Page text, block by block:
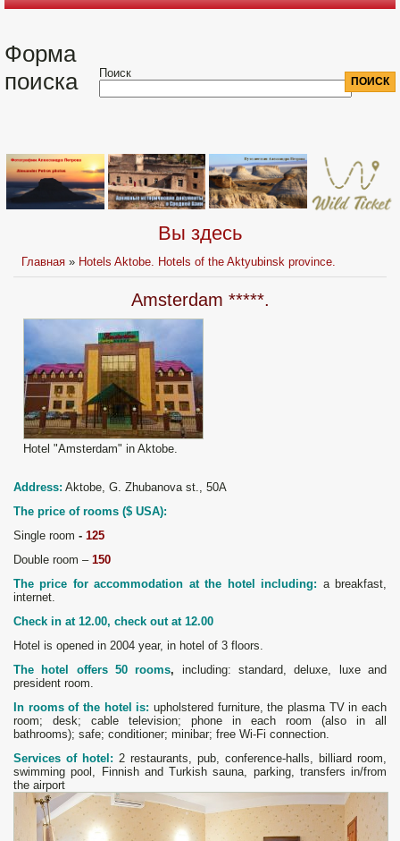
Форма
поиска
Поиск
Вы здесь
Главная » Hotels Aktobe. Hotels of the Aktyubinsk province.
Amsterdam *****.
Hotel "Amsterdam" in Aktobe.
Address: Aktobe, G. Zhubanova st., 50A
The price of rooms ($ USA):
Single room - 125
Double room – 150
The price for accommodation at the hotel including: a breakfast,
internet.
Check in at 12.00, check out at 12.00
Hotel is opened in 2004 year, in hotel of 3 floors.
The hotel offers 50 rooms, including: standard, deluxe, luxe and
president room.
In rooms of the hotel is: upholstered furniture, the plasma TV in each
room; desk; cable television; phone in each room (also in all
bathrooms); safe; conditioner; minibar; free Wi-Fi connection.
Services of hotel: 2 restaurants, pub, conference-halls, billiard room,
swimming pool, Finnish and Turkish sauna, parking, transfers in/from
the airport